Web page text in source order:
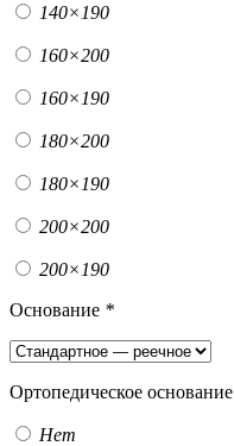
140×190
160×200
160×190
180×200
180×190
200×200
200×190
Основание *
Ортопедическое основание
Нет